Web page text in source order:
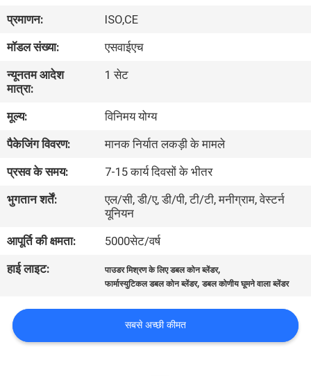
बारे
में
कारखाना
भ्रमण
गुणवत्ता
नियंत्रण
संपर्क
करें
एक
उद्धरण
प्रमाणन:
ISO,CE
मॉडल संख्या:
एसवाईएच
न्यूनतम आदेश
मात्रा:
1 सेट
मूल्य:
विनिमय योग्य
पैकेजिंग विवरण:
मानक निर्यात लकड़ी के मामले
प्रसव के समय:
7-15 कार्य दिवसों के भीतर
भुगतान शर्तें:
एल/सी, डी/ए, डी/पी, टी/टी, मनीग्राम, वेस्टर्न
यूनियन
आपूर्ति की क्षमता:
5000सेट/वर्ष
हाई लाइट:
पाउडर मिश्रण के लिए डबल कोन ब्लेंडर,
फार्मास्युटिकल डबल कोन ब्लेंडर,डबल कोणीय घूमने वाला ब्लेंडर
सबसे अच्छी कीमत